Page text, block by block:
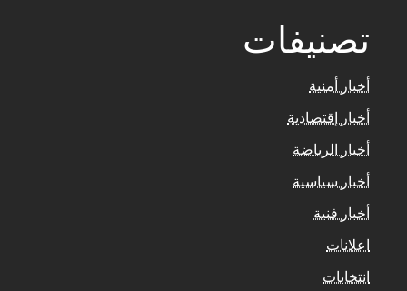
تصنيفات
أخبار أمنية
أخبار إقتصادية
أخبار الرياضة
أخبار سياسية
أخبار فنية
اعلانات
انتخابات